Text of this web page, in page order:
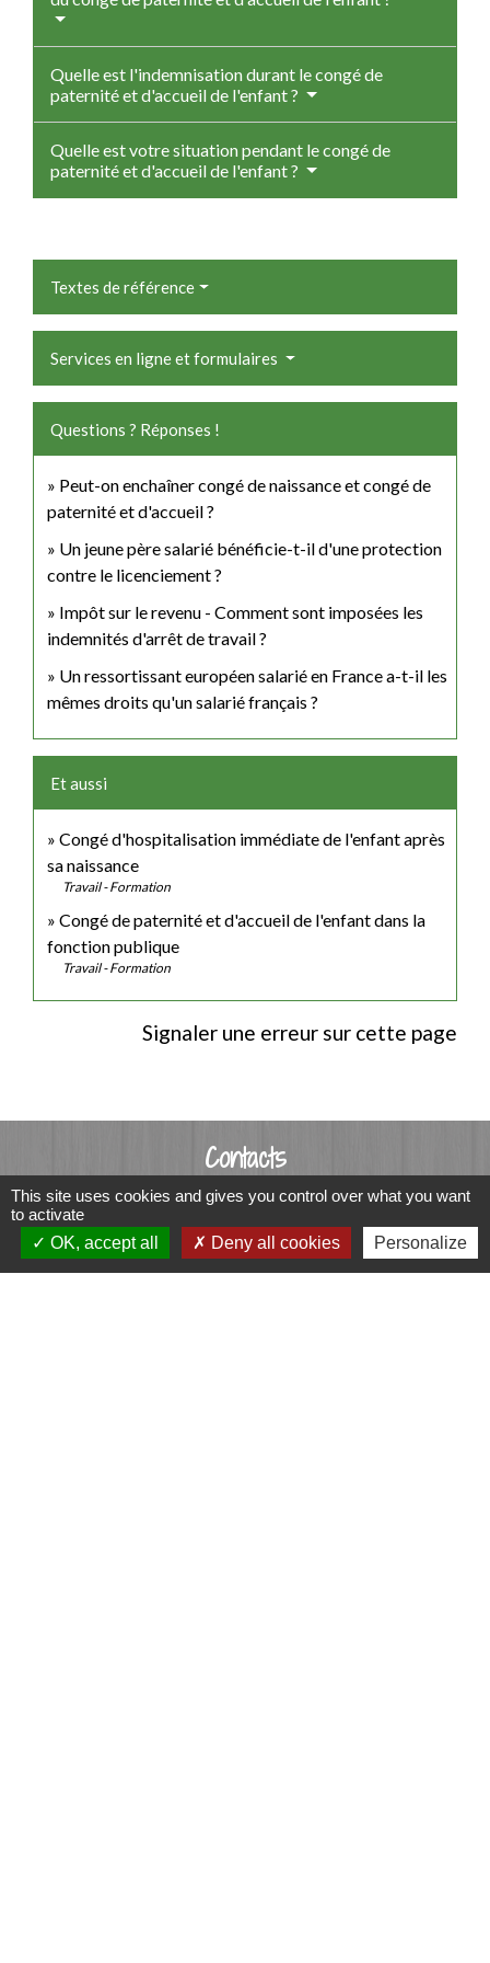
Quelle est l'indemnisation durant le congé de
paternité et d'accueil de l'enfant ?
Quelle est votre situation pendant le congé de
paternité et d'accueil de l'enfant ?
Textes de référence
Services en ligne et formulaires
Questions ? Réponses !
Peut-on enchaîner congé de naissance et congé de
paternité et d'accueil ?
Un jeune père salarié bénéficie-t-il d'une protection
contre le licenciement ?
Impôt sur le revenu - Comment sont imposées les
indemnités d'arrêt de travail ?
Un ressortissant européen salarié en France a-t-il les
mêmes droits qu'un salarié français ?
Et aussi
Congé d'hospitalisation immédiate de l'enfant après
sa naissance
Travail - Formation
Congé de paternité et d'accueil de l'enfant dans la
fonction publique
Travail - Formation
Signaler une erreur sur cette page
Contacts
Commune de Luitré-Dompierre
14 rue de Normandie - LUITRE
35133 Luitré-Dompierre - FRANCE
This site uses cookies and gives you control over what you want
to activate
OK, accept all
Deny all cookies Personalize